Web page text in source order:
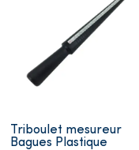
Triboulet mesureur
Bagues Plastique